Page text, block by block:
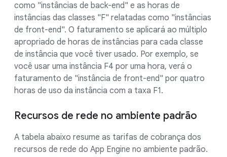
como "instâncias de back-end" e as horas de
instâncias das classes "F" relatadas como "instâncias
de front-end". O faturamento se aplicará ao múltiplo
apropriado de horas de instâncias para cada classe
de instância que você tiver usado. Por exemplo, se
você usar uma instância F4 por uma hora, verá o
faturamento de "instância de front-end" por quatro
horas de uso da instância com a taxa F1.
Recursos de rede no ambiente padrão
A tabela abaixo resume as tarifas de cobrança dos
recursos de rede do App Engine no ambiente padrão.